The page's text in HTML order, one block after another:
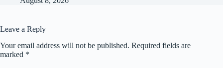
Leave a Reply
Your email address will not be published. Required fields are
marked *